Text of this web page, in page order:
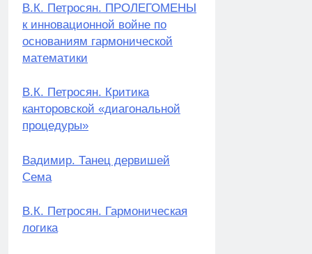
В.К. Петросян. ПРОЛЕГОМЕНЫ
к инновационной войне по
основаниям гармонической
математики
В.К. Петросян. Критика
канторовской «диагональной
процедуры»
Вадимир. Танец дервишей
Сема
В.К. Петросян. Гармоническая
логика